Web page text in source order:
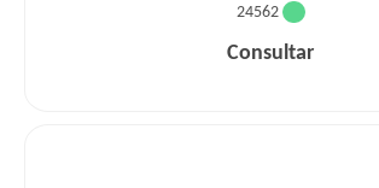
24562
Consultar